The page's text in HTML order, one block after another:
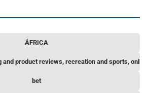
ÁFRICA
product reviews, recreation and sports,
bet